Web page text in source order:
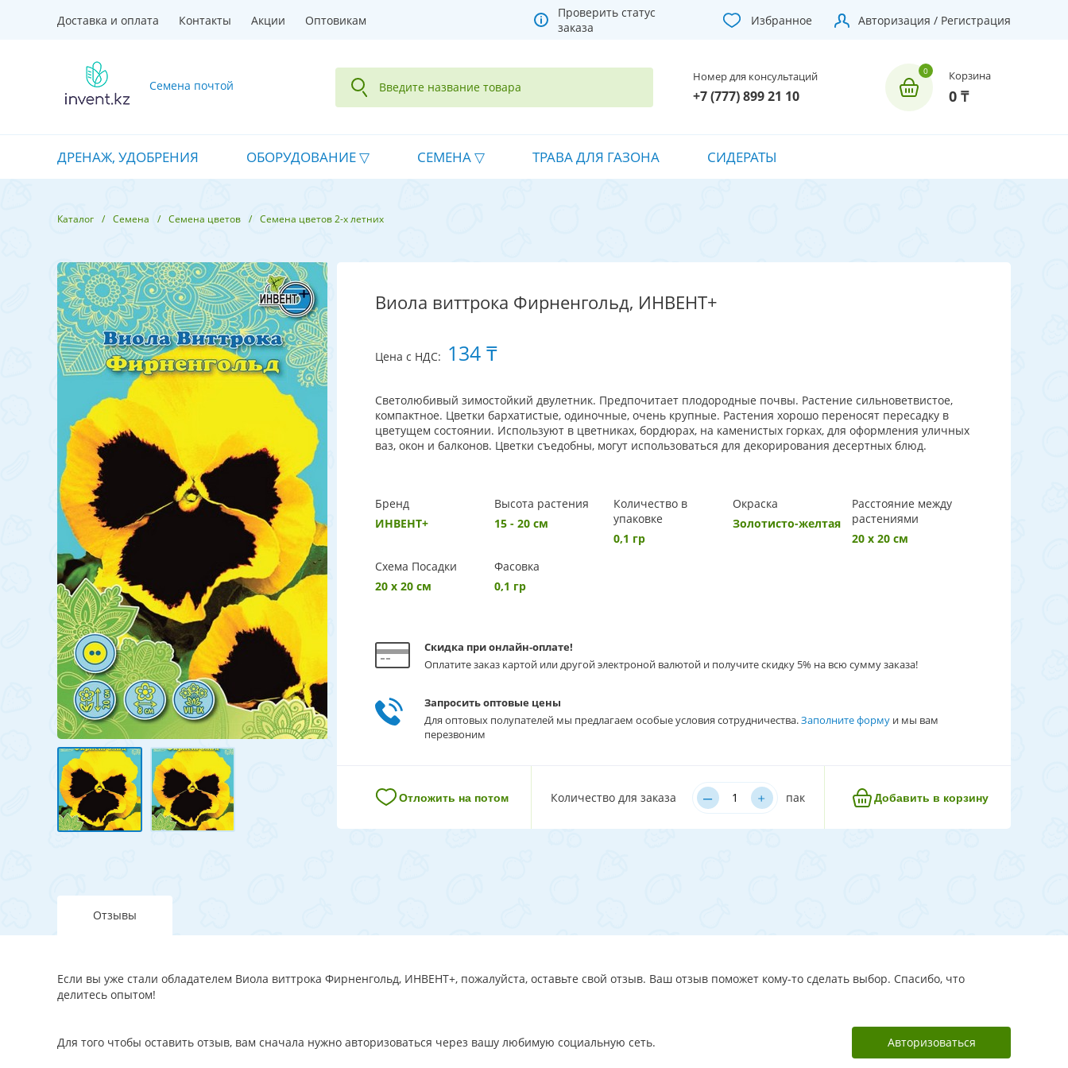
Доставка и оплата Контакты Акции Оптовикам
Проверить статус
заказа
Избранное Авторизация / Регистрация
Семена почтой
Номер для консультаций
+7 (777) 899 21 10
Корзина
0 ₸
ДРЕНАЖ, УДОБРЕНИЯ ОБОРУДОВАНИЕ СЕМЕНА ТРАВА ДЛЯ ГАЗОНА СИДЕРАТЫ
Каталог Семена Семена цветов Семена цветов 2-х летних
Виола виттрока Фирненгольд, ИНВЕНТ+
Цена с НДС: 134 ₸
Светолюбивый зимостойкий двулетник. Предпочитает плодородные почвы. Растение сильноветвистое,
компактное. Цветки бархатистые, одиночные, очень крупные. Растения хорошо переносят пересадку в
цветущем состоянии. Используют в цветниках, бордюрах, на каменистых горках, для оформления уличных
ваз, окон и балконов. Цветки съедобны, могут использоваться для декорирования десертных блюд.
Бренд
ИНВЕНТ+
Высота растения
15 - 20 см
Количество в
упаковке
0,1 гр
Окраска
Золотисто-желтая
Расстояние между
растениями
20 х 20 см
Схема Посадки
20 х 20 см
Фасовка
0,1 гр
Скидка при онлайн-оплате!
Оплатите заказ картой или другой электроной валютой и получите скидку 5% на всю сумму заказа!
Запросить оптовые цены
Для оптовых полупателей мы предлагаем особые условия сотрудничества.Заполните форму и мы вам
перезвоним
Отложить на потом Количество для заказа – ﹢ пак Добавить в корзину
Отзывы
Если вы уже стали обладателем Виола виттрока Фирненгольд, ИНВЕНТ+, пожалуйста, оставьте свой отзыв. Ваш отзыв поможет кому-то сделать выбор. Спасибо, что
делитесь опытом!
Для того чтобы оставить отзыв, вам сначала нужно авторизоваться через вашу любимую социальную сеть. Авторизоваться